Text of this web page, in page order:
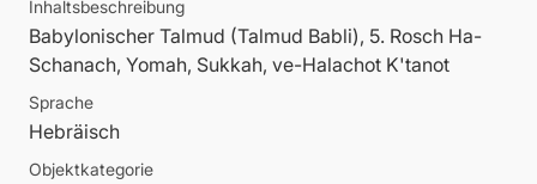
Inhaltsbeschreibung
Babylonischer Talmud (Talmud Babli), 5. Rosch Ha-
Schanach, Yomah, Sukkah, ve-Halachot K'tanot
Sprache
Hebräisch
Objektkategorie